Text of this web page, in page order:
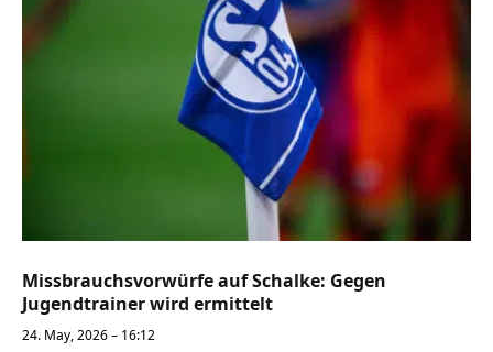
Missbrauchsvorwürfe auf Schalke: Gegen
Jugendtrainer wird ermittelt
24. May, 2026 – 16:12